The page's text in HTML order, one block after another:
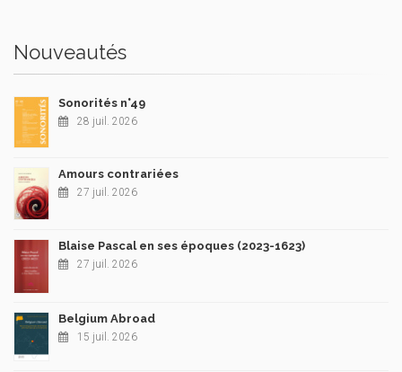
Nouveautés
Sonorités n°49
28 juil. 2026
Amours contrariées
27 juil. 2026
Blaise Pascal en ses époques (2023-1623)
27 juil. 2026
Belgium Abroad
15 juil. 2026